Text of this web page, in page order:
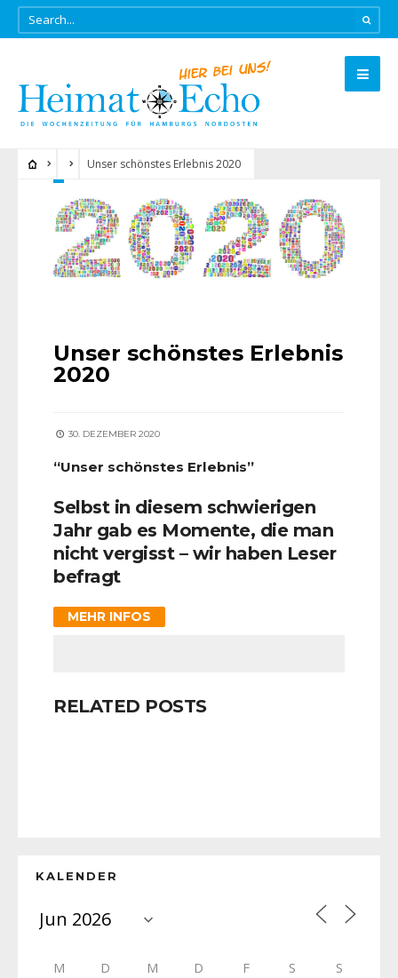
Unser schönstes Erlebnis 2020
Unser schönstes Erlebnis
2020
30. DEZEMBER 2020
“Unser schönstes Erlebnis”
Selbst in diesem schwierigen
Jahr gab es Momente, die man
nicht vergisst – wir haben Leser
befragt
MEHR INFOS
RELATED POSTS
KALENDER
M D M D F S S